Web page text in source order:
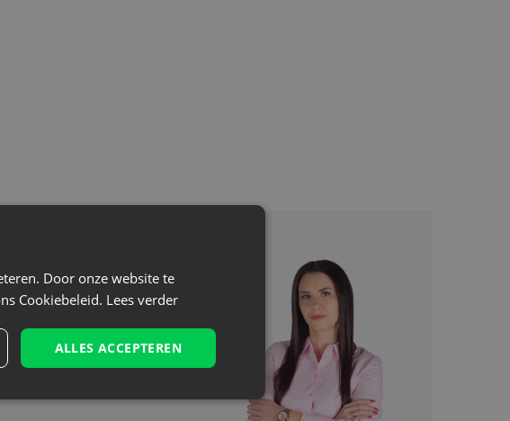
Door onze website te
Cookiebeleid. Lees verder
ALLES ACCEPTEREN